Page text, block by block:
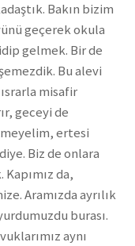
Bakın bizim
geçerek okula
gelmek. Bir de
Bu alevi
misafir
geceyi de
ertesi
Biz de onlara
da,
Aramızda ayrılık
burası.
aynı